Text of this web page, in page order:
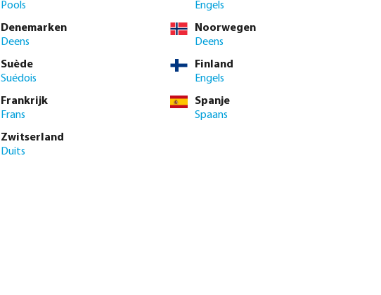
Pools
Engels
Denemarken
Deens
Noorwegen
Deens
Suède
Suédois
Finland
Engels
Frankrijk
Frans
Spanje
Spaans
Zwitserland
Duits